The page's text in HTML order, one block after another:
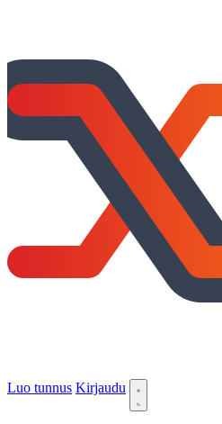
Luo tunnus Kirjaudu